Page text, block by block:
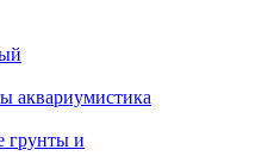
аквариумистика
грунты и